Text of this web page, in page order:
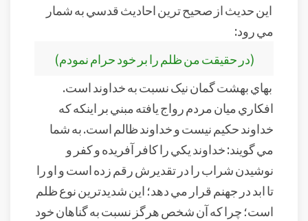
اين حديث از صحيح ترين احاديث قدسي به شمار
مي رود:
(در حقيقت من ظلم را بر خود حرام نمودم)
بهاي بهشت گمان نيک نسبت به خداوند است.
افکاري ميان مردم رواج يافته مبني بر اينکه که
خداوند حکيم نيست و خداوند ظالم است. به شما
مي گويند: خداوند يکي را کافر آفريده و کفر و
نوشيدن شراب را در تقديرش رقم زده است و او را
تا ابد در جهنم قرار مي دهد؛ اين شديدترين نوع ظلم
است؛ چرا که آن شخص هرگز نسبت به گناهان خود